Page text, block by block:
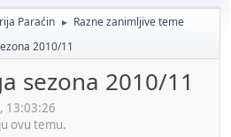
Paraćin ► Razne zanimljive teme
2010/11
sezona 2010/11
13:03:26
ovu temu.